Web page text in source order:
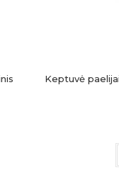
Keptuvė